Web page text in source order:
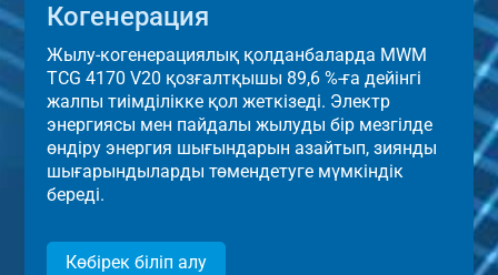
Когенерация
Жылу-когенерациялық қолданбаларда MWM
TCG 4170 V20 қозғалтқышы 89,6 %-ға дейінгі
жалпы тиімділікке қол жеткізеді. Электр
энергиясы мен пайдалы жылуды бір мезгілде
өндіру энергия шығындарын азайтып, зиянды
шығарындыларды төмендетуге мүмкіндік
береді.
Көбірек біліп алу